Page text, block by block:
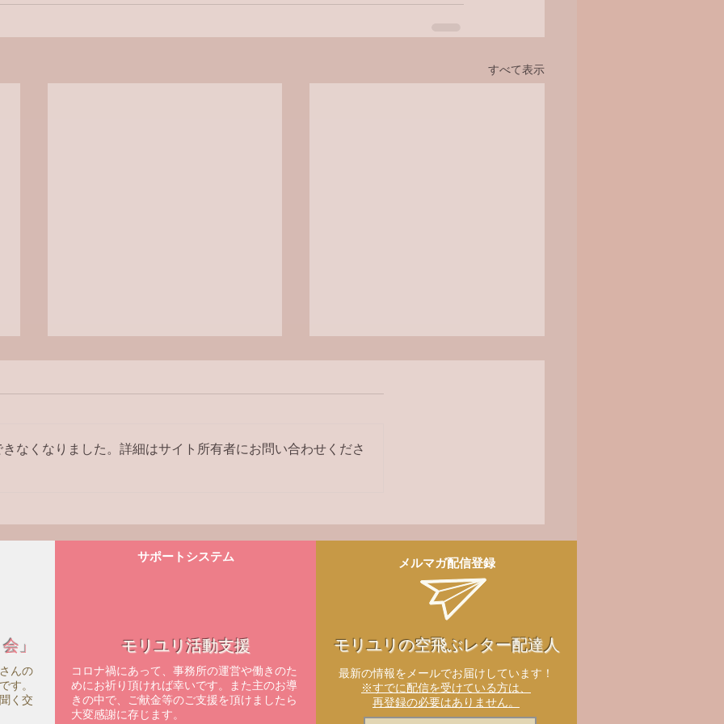
すべて表示
なくなりました。詳細はサイト所有者にお問い合わせくださ
」
んの
す。
く交
サポートシステム
モリユリ活動支援
コロナ禍にあって、事務所の運営や働きのた
めにお祈り頂ければ幸いです。また主のお導
きの中で、ご献金等のご支援を頂けましたら
大変感謝に存じます。
メルマガ配信登録
モリユリの空飛ぶレター配達人
​最新の情報をメールでお届けしています！
※すでに配信を受けている方は、
再登録の必要はありません。